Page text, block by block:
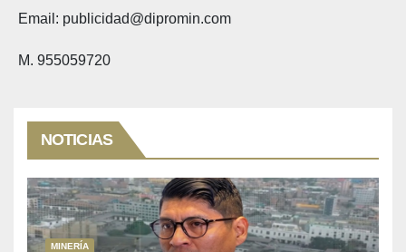
Email: publicidad@dipromin.com
M. 955059720
NOTICIAS
MINERÍA